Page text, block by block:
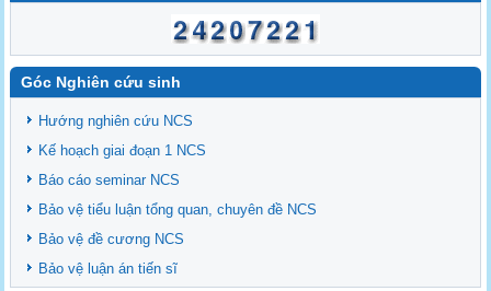
Góc Nghiên cứu sinh
Hướng nghiên cứu NCS
Kế hoạch giai đoạn 1 NCS
Báo cáo seminar NCS
Bảo vệ tiểu luận tổng quan, chuyên đề NCS
Bảo vệ đề cương NCS
Bảo vệ luận án tiến sĩ